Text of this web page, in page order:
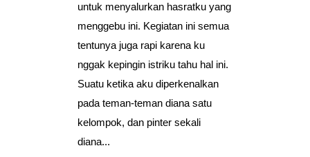
untuk menyalurkan hasratku yang
menggebu ini. Kegiatan ini semua
tentunya juga rapi karena ku
nggak kepingin istriku tahu hal ini.
Suatu ketika aku diperkenalkan
pada teman-teman diana satu
kelompok, dan pinter sekali
diana...